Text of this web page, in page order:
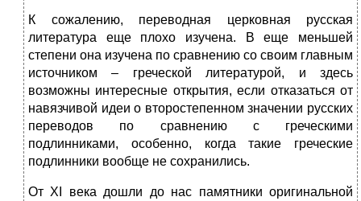
К сожалению, переводная церковная русская
литература еще плохо изучена. В еще меньшей
степени она изучена по сравнению со своим главным
источником – греческой литературой, и здесь
возможны интересные открытия, если отказаться от
навязчивой идеи о второстепенном значении русских
переводов по сравнению с греческими
подлинниками, особенно, когда такие греческие
подлинники вообще не сохранились.
От XI века дошли до нас памятники оригинальной